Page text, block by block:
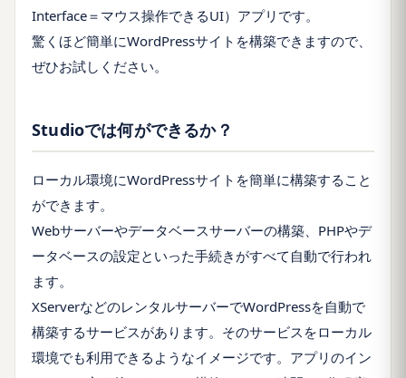
Interface＝マウス操作できるUI）アプリです。
驚くほど簡単にWordPressサイトを構築できますので、
ぜひお試しください。
Studioでは何ができるか？
ローカル環境にWordPressサイトを簡単に構築すること
ができます。
Webサーバーやデータベースサーバーの構築、PHPやデ
ータベースの設定といった手続きがすべて自動で行われ
ます。
XServerなどのレンタルサーバーでWordPressを自動で
構築するサービスがあります。そのサービスをローカル
環境でも利用できるようなイメージです。アプリのイン